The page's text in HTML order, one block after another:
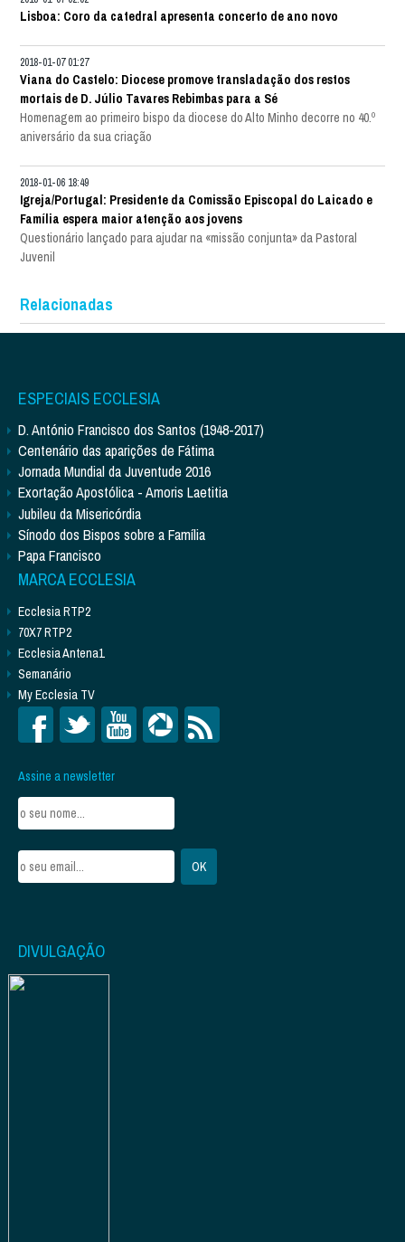
Lisboa: Coro da catedral apresenta concerto de ano novo
2018-01-07 01:27
Viana do Castelo: Diocese promove transladação dos restos
mortais de D. Júlio Tavares Rebimbas para a Sé
Homenagem ao primeiro bispo da diocese do Alto Minho decorre no 40.º
aniversário da sua criação
2018-01-06 18:49
Igreja/Portugal: Presidente da Comissão Episcopal do Laicado e
Família espera maior atenção aos jovens
Questionário lançado para ajudar na «missão conjunta» da Pastoral
Juvenil
Relacionadas
ESPECIAIS ECCLESIA
D. António Francisco dos Santos (1948-2017)
Centenário das aparições de Fátima
Jornada Mundial da Juventude 2016
Exortação Apostólica - Amoris Laetitia
Jubileu da Misericórdia
Sínodo dos Bispos sobre a Família
Papa Francisco
MARCA ECCLESIA
Ecclesia RTP2
70X7 RTP2
Ecclesia Antena1
Semanário
My Ecclesia TV
Assine a newsletter
DIVULGAÇÃO